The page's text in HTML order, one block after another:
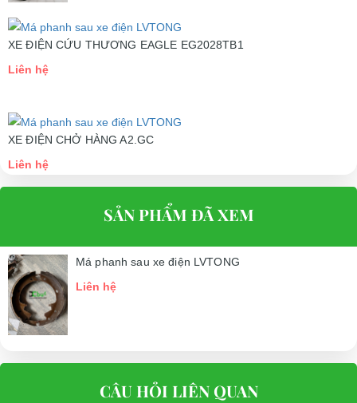
XE ĐIỆN CỨU THƯƠNG EAGLE EG2028TB1
Liên hệ
XE ĐIỆN CHỞ HÀNG A2.GC
Liên hệ
SẢN PHẨM ĐÃ XEM
Má phanh sau xe điện LVTONG
Liên hệ
CÂU HỎI LIÊN QUAN